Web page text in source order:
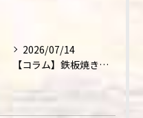
2026/07/14
【コラム】鉄板焼きが"コミュニケーション飯"と呼ばれる理由